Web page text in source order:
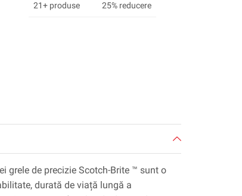
21+ produse
25% reducere
grele de precizie Scotch-Brite ™ sunt o
durată de viață lungă a